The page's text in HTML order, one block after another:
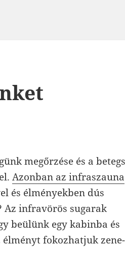
megőrzése és a
Azonban az infraszauna
és élményekben dús
infravörös sugarak
beülünk egy kabinba és
fokozhatjuk